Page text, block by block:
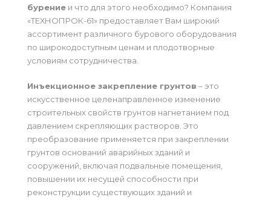
бурение и что для этого необходимо? Компания
«ТЕХНОПРОК-61» предоставляет Вам широкий
ассортимент различного бурового оборудования
по широкодоступным ценам и плодотворные
условиям сотрудничества.
Инъекционное закрепление грунтов – это
искусственное целенаправленное изменение
строительных свойств грунтов нагнетанием под
давлением скрепляющих растворов. Это
преобразование применяется при закреплении
грунтов оснований аварийных зданий и
сооружений, включая подвальные помещения,
повышении их несущей способности при
реконструкции существующих зданий и